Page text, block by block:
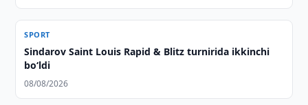
SPORT
Sindarov Saint Louis Rapid & Blitz turnirida ikkinchi
bo‘ldi
08/08/2026